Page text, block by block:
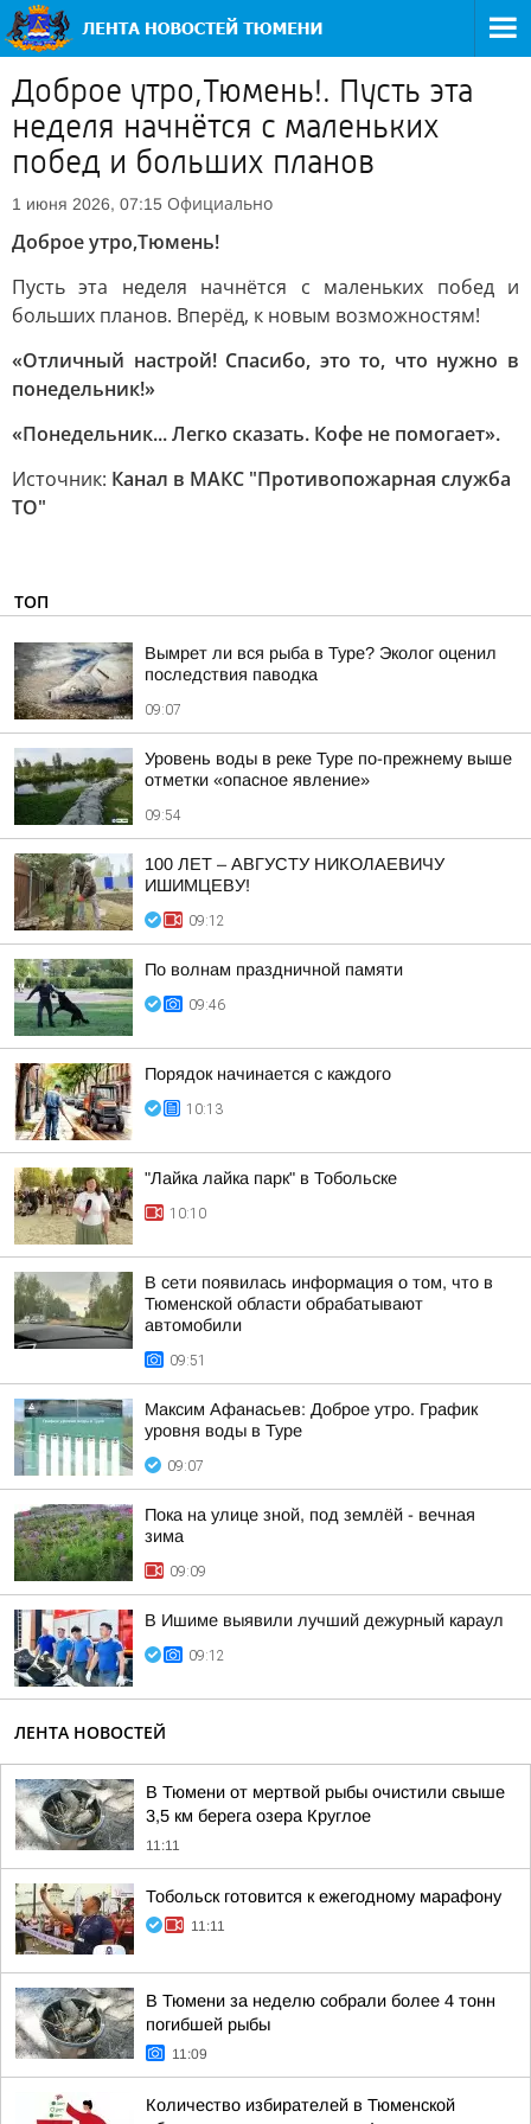
Доброе утро,Тюмень!. Пусть эта
неделя начнётся с маленьких
побед и больших планов
1 июня 2026, 07:15 Официально
Доброе утро,Тюмень!
Пусть эта неделя начнётся с маленьких побед и
больших планов. Вперёд, к новым возможностям!
«Отличный настрой! Спасибо, это то, что нужно в
понедельник!»
«Понедельник... Легко сказать. Кофе не помогает».
Источник: Канал в МАКС "Противопожарная служба
ТО"
ТОП
Вымрет ли вся рыба в Туре? Эколог оценил
последствия паводка
09:07
Уровень воды в реке Туре по-прежнему выше
отметки «опасное явление»
09:54
100 ЛЕТ – АВГУСТУ НИКОЛАЕВИЧУ
ИШИМЦЕВУ!
09:12
По волнам праздничной памяти
09:46
Порядок начинается с каждого
10:13
"Лайка лайка парк" в Тобольске
10:10
В сети появилась информация о том, что в
Тюменской области обрабатывают
автомобили
09:51
Максим Афанасьев: Доброе утро. График
уровня воды в Туре
09:07
Пока на улице зной, под землёй - вечная
зима
09:09
В Ишиме выявили лучший дежурный караул
09:12
ЛЕНТА НОВОСТЕЙ
В Тюмени от мертвой рыбы очистили свыше
3,5 км берега озера Круглое
11:11
Тобольск готовится к ежегодному марафону
11:11
В Тюмени за неделю собрали более 4 тонн
погибшей рыбы
11:09
Количество избирателей в Тюменской